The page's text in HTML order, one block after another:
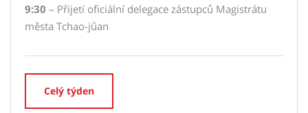
9:30 – Přijetí oficiální delegace zástupců Magistrátu
města Tchao-jűan
Celý týden